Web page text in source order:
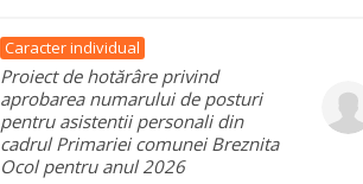
Caracter individual
Proiect de hotărâre privind
aprobarea numarului de posturi
pentru asistentii personali din
cadrul Primariei comunei Breznita
Ocol pentru anul 2026